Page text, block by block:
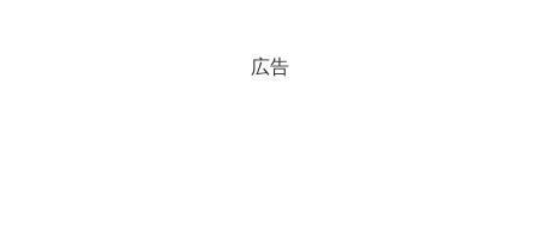
広告